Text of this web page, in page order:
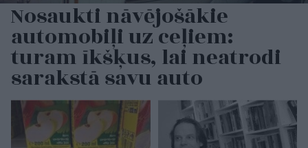
Nosaukti nāvējošākie
automobiļi uz ceļiem:
turam īkšķus, lai neatrodi
sarakstā savu auto